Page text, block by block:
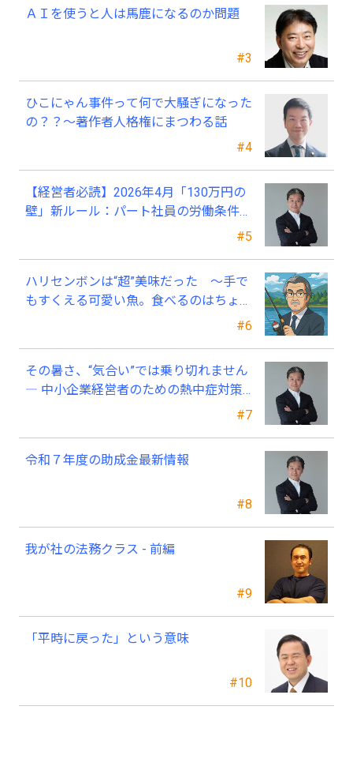
#3
ＡＩを使うと人は馬鹿になるのか問題
#4
ひこにゃん事件って何で大騒ぎになった
の？？～著作者人格権にまつわる話
#5
【経営者必読】2026年4月「130万円の
壁」新ルール：パート社員の労働条件通
#6
ハリセンボンは“超”美味だった ～手で
もすくえる可愛い魚。食べるのはちょっ
#7
その暑さ、“気合い”では乗り切れません
― 中小企業経営者のための熱中症対策
#8
令和７年度の助成金最新情報
#9
我が社の法務クラス - 前編
#10
「平時に戻った」という意味